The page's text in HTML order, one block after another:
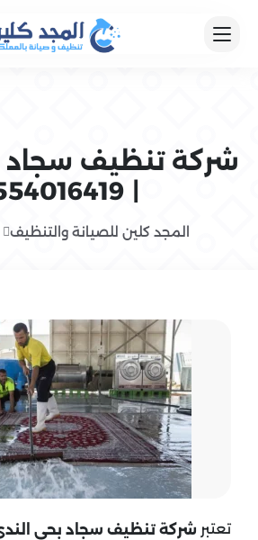
شركة تنظيف سجاد
المجد كلين للصيانة والتنظيف
تعتبر شركة تنظيف سجاد بحي